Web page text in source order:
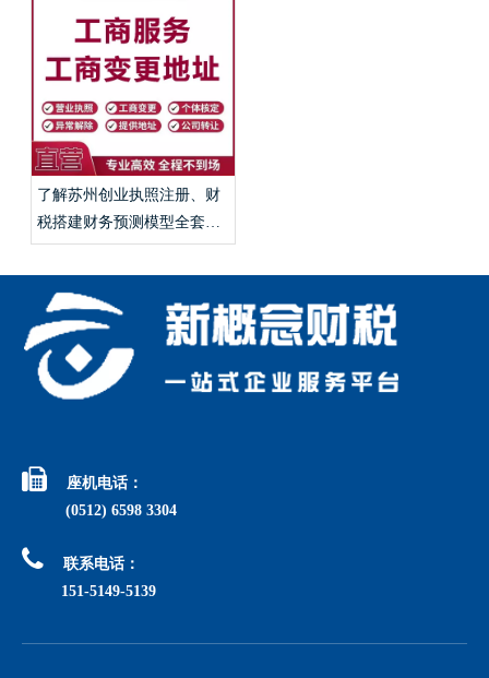
了解苏州创业执照注册、财
税搭建财务预测模型全套手
续？

座机电话：
(0512) 6598 3304

联系电话：
151-5149-5139